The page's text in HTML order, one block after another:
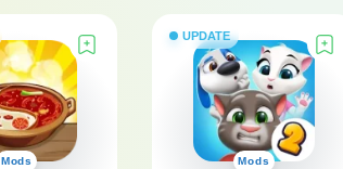
Mods
UPDATE
Mods